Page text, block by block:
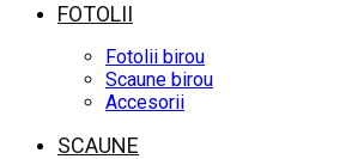
FOTOLII
Fotolii birou
Scaune birou
Accesorii
SCAUNE